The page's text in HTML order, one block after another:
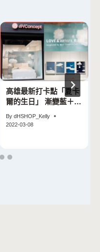
高雄最新打卡點「夏卡
爾的生日」 漸變藍＋夢
By dHSHOP_Kelly
2022-03-08